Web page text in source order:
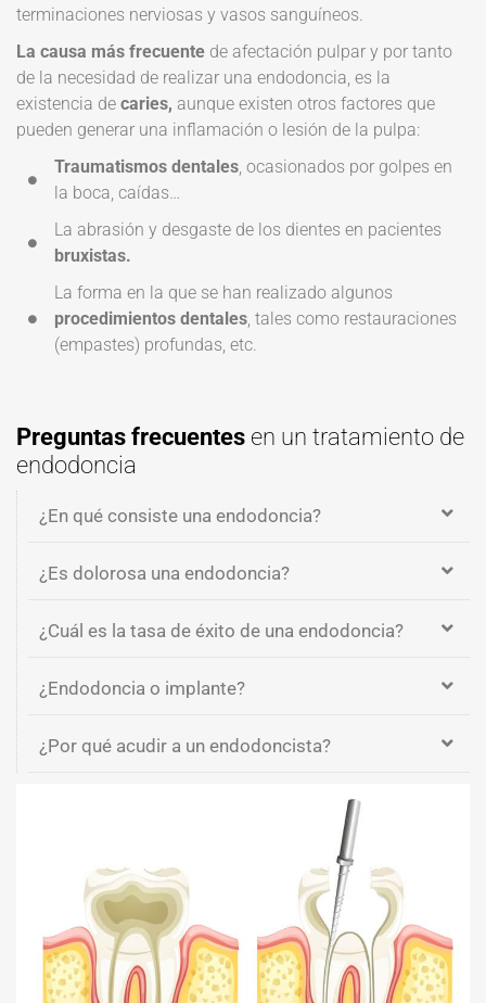
terminaciones nerviosas y vasos sanguíneos.
La causa más frecuente de afectación pulpar y por tanto
de la necesidad de realizar una endodoncia, es la
existencia de caries, aunque existen otros factores que
pueden generar una inflamación o lesión de la pulpa:
Traumatismos dentales ocasionados por golpes en
la boca, caídas…
La abrasión y desgaste de los dientes en pacientes
bruxistas.
La forma en la que se han realizado algunos
procedimientos dentales , tales como restauraciones
(empastes) profundas, etc.
Preguntas frecuentes en un tratamiento de
endodoncia
¿En qué consiste una endodoncia?
¿Es dolorosa una endodoncia?
¿Cuál es la tasa de éxito de una endodoncia?
¿Endodoncia o implante?
¿Por qué acudir a un endodoncista?